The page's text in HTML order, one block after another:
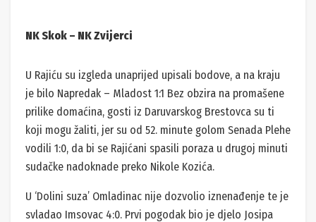
NK Skok – NK Zvijerci
U Rajiću su izgleda unaprijed upisali bodove, a na kraju
je bilo Napredak – Mladost 1:1 Bez obzira na promašene
prilike domaćina, gosti iz Daruvarskog Brestovca su ti
koji mogu žaliti, jer su od 52. minute golom Senada Plehe
vodili 1:0, da bi se Rajićani spasili poraza u drugoj minuti
sudačke nadoknade preko Nikole Kozića.
U ‘Dolini suza’ Omladinac nije dozvolio iznenađenje te je
svladao Imsovac 4:0. Prvi pogodak bio je djelo Josipa